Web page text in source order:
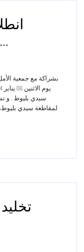
الإفطار لفائدة براعم...
بشراكة مع جمعية
سيدي بليوط . و
لمقاطعة سيدي